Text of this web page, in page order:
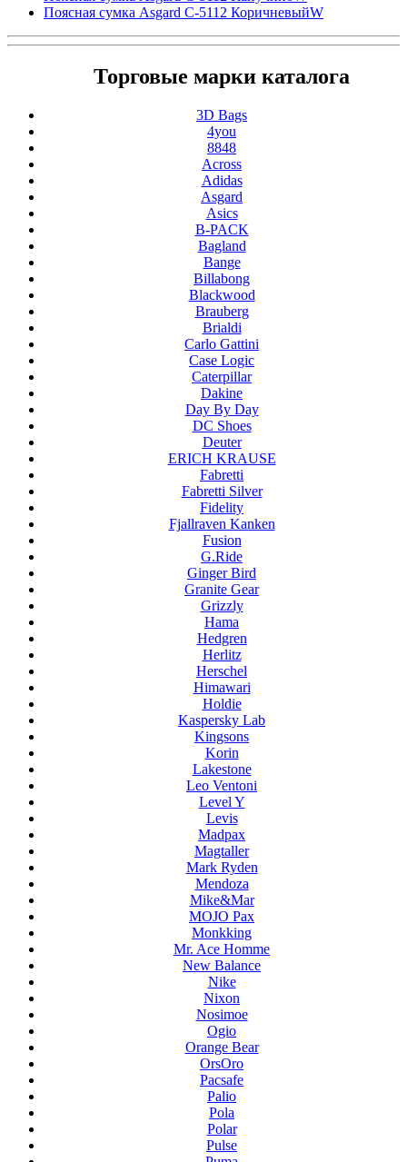
Поясная сумка Asgard С-5112 КоричневыйW
Торговые марки каталога
3D Bags
4you
8848
Across
Adidas
Asgard
Asics
B-PACK
Bagland
Bange
Billabong
Blackwood
Brauberg
Brialdi
Carlo Gattini
Case Logic
Caterpillar
Dakine
Day By Day
DC Shoes
Deuter
ERICH KRAUSE
Fabretti
Fabretti Silver
Fidelity
Fjallraven Kanken
Fusion
G.Ride
Ginger Bird
Granite Gear
Grizzly
Hama
Hedgren
Herlitz
Herschel
Himawari
Holdie
Kaspersky Lab
Kingsons
Korin
Lakestone
Leo Ventoni
Level Y
Levis
Madpax
Magtaller
Mark Ryden
Mendoza
Mike&Mar
MOJO Pax
Monkking
Mr. Ace Homme
New Balance
Nike
Nixon
Nosimoe
Ogio
Orange Bear
OrsOro
Pacsafe
Palio
Pola
Polar
Pulse